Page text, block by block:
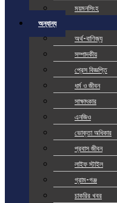
ময়মনসিংহ
অন্যান্য
অর্থ-বাণিজ্য
সম্পাদকীয়
প্রেস বিজ্ঞপ্তি
ধর্ম ও জীবন
সাক্ষাৎকার
এনজিও
ভোক্তা অধিকার
প্রবাস জীবন
লাইফ স্টাইল
গ্রাম-গঞ্জ
চাকরির খবর